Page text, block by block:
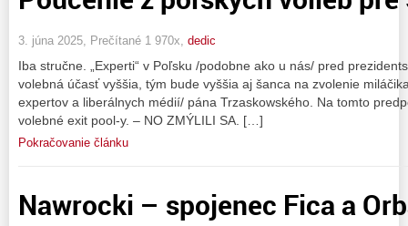
3. júna 2025, Prečítané 1 970x, dedic
Iba stručne. „Experti“ v Poľsku /podobne ako u nás/ pred
volebná účasť vyššia, tým bude vyššia aj šanca na zvolenie
expertov a liberálnych médií/ pána Trzaskowského. Na tomto
volebné exit pool-y. – NO ZMÝLILI SA. […]
Pokračovanie článku
Nawrocki – spojenec Fica a